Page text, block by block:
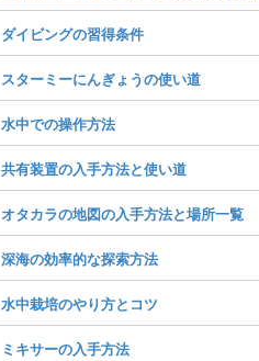
ダイビングの習得条件
スターミーにんぎょうの使い道
水中での操作方法
共有装置の入手方法と使い道
オタカラの地図の入手方法と場所一覧
深海の効率的な探索方法
水中栽培のやり方とコツ
ミキサーの入手方法